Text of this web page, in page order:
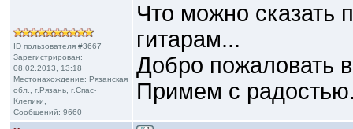
ID пользователя #3667
Зарегистрирован:
08.02.2013, 13:18
Местонахождение: Рязанская
обл., г.Рязань, г.Спас-
Клепики,
Сообщений: 9660
Что можно сказать
гитарам...
Добро пожаловать
Примем с